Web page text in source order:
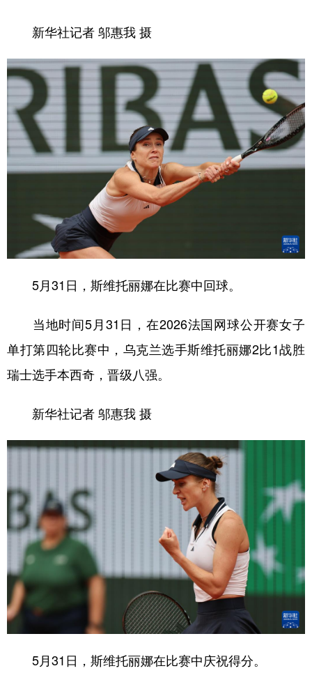
新华社记者 邬惠我 摄
5月31日，斯维托丽娜在比赛中回球。
当地时间5月31日，在2026法国网球公开赛女子
单打第四轮比赛中，乌克兰选手斯维托丽娜2比1战胜
瑞士选手本西奇，晋级八强。
新华社记者 邬惠我 摄
5月31日，斯维托丽娜在比赛中庆祝得分。